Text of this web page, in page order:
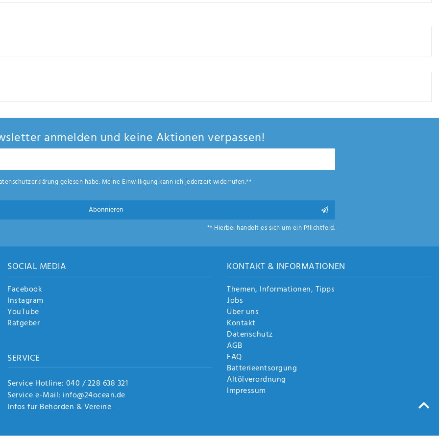
anmelden und keine Aktionen verpassen!
gelesen habe. Meine Einwilligung kann ich jederzeit widerrufen.**
Abonnieren
** Hierbei handelt es sich um ein Pflichtfeld.
SOCIAL MEDIA
Facebook
Instagram
YouTube
Ratgeber
SERVICE
Service Hotline: 040 / 228 638 321
Service e-Mail: info@24ocean.de
Infos für Behörden & Vereine
KONTAKT & INFORMATIONEN
Themen, Informationen, Tipps
Jobs
Über uns
Kontakt
Datenschutz
AGB
FAQ
Batterieentsorgung
Altölverordnung
Impressum